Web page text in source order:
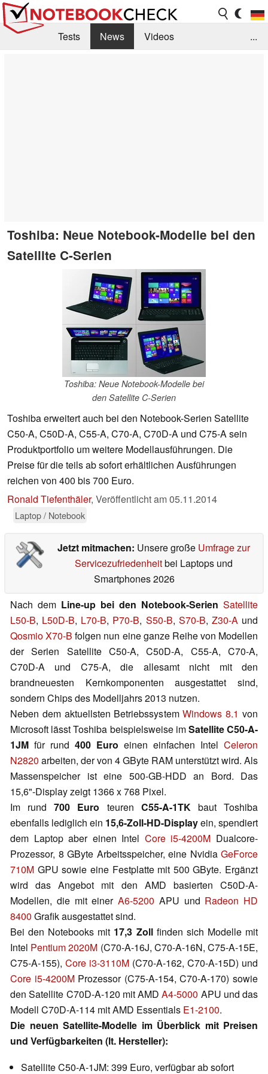
Tests News
Videos
...
Toshiba: Neue Notebook-Modelle bei den
Satellite C-Serien
Toshiba: Neue Notebook-Modelle bei
den Satellite C-Serien
Toshiba erweitert auch bei den Notebook-Serien Satellite
C50-A, C50D-A, C55-A, C70-A, C70D-A und C75-A sein
Produktportfolio um weitere Modellausführungen. Die
Preise für die teils ab sofort erhältlichen Ausführungen
reichen von 400 bis 700 Euro.
Ronald Tiefenthäler, Veröffentlicht am05.11.2014
Laptop / Notebook
Jetzt mitmachen: Unsere große Umfrage zur
Servicezufriedenheitbei Laptops und
Smartphones 2026
Nach dem Line-up bei den Notebook-Serien Satellite
L50-B, L50D-B, L70-B, P70-B, S50-B, S70-B, Z30-Aund
Qosmio X70-B folgen nun eine ganze Reihe von Modellen
der Serien Satellite C50-A, C50D-A, C55-A, C70-A,
C70D-A und C75-A, die allesamt nicht mit den
brandneuesten Kernkomponenten ausgestattet sind,
sondern Chips des Modelljahrs 2013 nutzen.
Neben dem aktuellsten BetriebssystemWindows 8.1 von
Microsoft lässt Toshiba beispielsweise imSatellite C50-A-
1JM für rund 400 Euro einen einfachen Intel Celeron
N2820 arbeiten, der von 4 GByte RAM unterstützt wird. Als
Massenspeicher ist eine 500-GB-HDD an Bord. Das
15,6"-Display zeigt 1366 x 768 Pixel.
Im rund700 Euro teuren C55-A-1TKbaut Toshiba
ebenfalls lediglich ein 15,6-Zoll-HD-Displayein, spendiert
dem Laptop aber einen Intel Core i5-4200M Dualcore-
Prozessor, 8 GByte Arbeitsspeicher, eine Nvidia GeForce
710M GPU sowie eine Festplatte mit 500 GByte. Ergänzt
wird das Angebot mit den AMD basierten C50D-A-
Modellen, die mit einer A6-5200 APU und Radeon HD
8400 Grafik ausgestattet sind.
Bei den Notebooks mit 17,3 Zollfinden sich Modelle mit
Intel Pentium 2020M (C70-A-16J, C70-A-16N, C75-A-15E,
C75-A-155), Core i3-3110M (C70-A-162, C70-A-15D) und
Core i5-4200MProzessor (C75-A-154, C70-A-170) sowie
den Satellite C70D-A-120 mit AMDA4-5000 APU und das
Modell C70D-A-114 mit AMD Essentials E1-2100.
Die neuen Satellite-Modelle im Überblick mit Preisen
und Verfügbarkeiten (lt. Hersteller):
Satellite C50-A-1JM: 399 Euro, verfügbar ab sofort